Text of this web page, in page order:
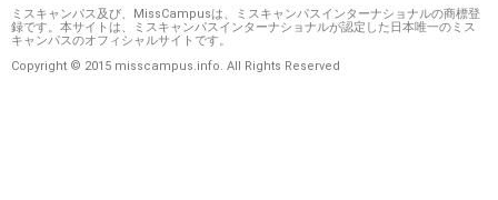
ミスキャンパス及び、MissCampusは、ミスキャンパスインターナショナルの商標登
録です。本サイトは、ミスキャンパスインターナショナルが認定した日本唯一のミス
キャンパスのオフィシャルサイトです。
Copyright © 2015 misscampus.info. All Rights Reserved